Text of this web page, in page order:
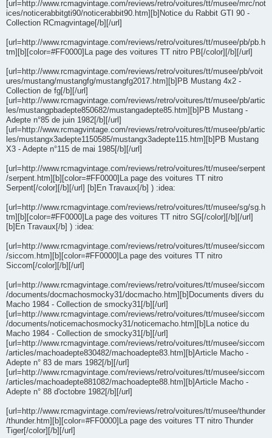
[url=http://www.rcmagvintage.com/reviews/retro/voitures/tt/musee/mrc/not
ices/noticerabbitgti90/noticerabbit90.htm][b]Notice du Rabbit GTI 90 -
Collection RCmagvintage[/b][/url]
[url=http://www.rcmagvintage.com/reviews/retro/voitures/tt/musee/pb/pb.h
tm][b][color=#FF0000]La page des voitures TT nitro PB[/color][/b][/url]
[url=http://www.rcmagvintage.com/reviews/retro/voitures/tt/musee/pb/voit
ures/mustang/mustangfg/mustangfg2017.htm][b]PB Mustang 4x2 -
Collection de fg[/b][/url]
[url=http://www.rcmagvintage.com/reviews/retro/voitures/tt/musee/pb/artic
les/mustangpbadepte850682/mustangadepte85.htm][b]PB Mustang -
Adepte n°85 de juin 1982[/b][/url]
[url=http://www.rcmagvintage.com/reviews/retro/voitures/tt/musee/pb/artic
les/mustangx3adepte1150585/mustangx3adepte115.htm][b]PB Mustang
X3 - Adepte n°115 de mai 1985[/b][/url]
[url=http://www.rcmagvintage.com/reviews/retro/voitures/tt/musee/serpent
/serpent.htm][b][color=#FF0000]La page des voitures TT nitro
Serpent[/color][/b][/url] [b]En Travaux[/b] ) :idea:
[url=http://www.rcmagvintage.com/reviews/retro/voitures/tt/musee/sg/sg.h
tm][b][color=#FF0000]La page des voitures TT nitro SG[/color][/b][/url]
[b]En Travaux[/b] ) :idea:
[url=http://www.rcmagvintage.com/reviews/retro/voitures/tt/musee/siccom
/siccom.htm][b][color=#FF0000]La page des voitures TT nitro
Siccom[/color][/b][/url]
[url=http://www.rcmagvintage.com/reviews/retro/voitures/tt/musee/siccom
/documents/docmachosmocky31/docmacho.htm][b]Documents divers du
Macho 1984 - Collection de smocky31[/b][/url]
[url=http://www.rcmagvintage.com/reviews/retro/voitures/tt/musee/siccom
/documents/noticemachosmocky31/noticemacho.htm][b]La notice du
Macho 1984 - Collection de smocky31[/b][/url]
[url=http://www.rcmagvintage.com/reviews/retro/voitures/tt/musee/siccom
/articles/machoadepte830482/machoadepte83.htm][b]Article Macho -
Adepte n° 83 de mars 1982[/b][/url]
[url=http://www.rcmagvintage.com/reviews/retro/voitures/tt/musee/siccom
/articles/machoadepte881082/machoadepte88.htm][b]Article Macho -
Adepte n° 88 d'octobre 1982[/b][/url]
[url=http://www.rcmagvintage.com/reviews/retro/voitures/tt/musee/thunder
/thunder.htm][b][color=#FF0000]La page des voitures TT nitro Thunder
Tiger[/color][/b][/url]